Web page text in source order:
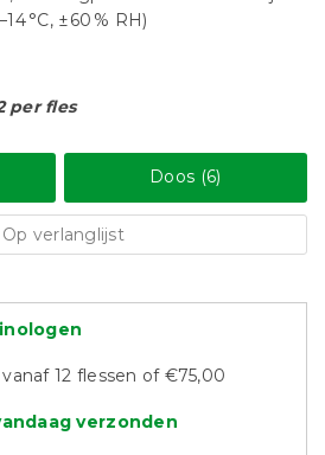
°C, ±60 % RH)
per fles
Doos (6)
Op verlanglijst
12 flessen of €75,00
verzonden